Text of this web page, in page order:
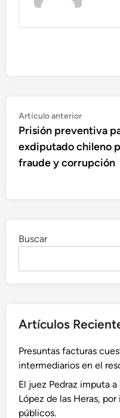
Navegación
de
entradas
Artículo anteriorArtículo
anterior:
Prisión preventiva
exdiputado chileno
fraude y corrupción
Buscar
Artículos
Presuntas facturas
intermediarios en el
El juez Pedraz imputa
López de las Heras,
públicos.